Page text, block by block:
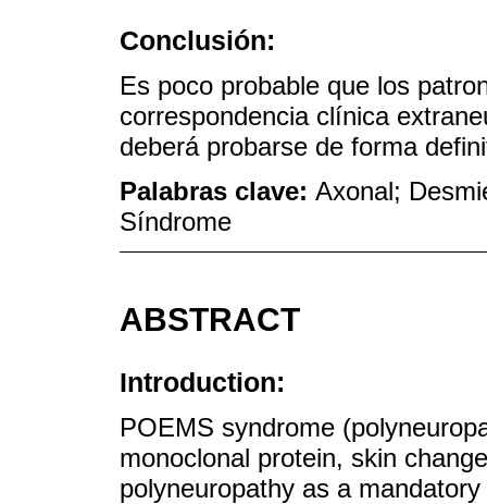
Conclusión:
Es poco probable que los
correspondencia clínica
deberá probarse de forma
Palabras clave: Axonal;
Síndrome
ABSTRACT
Introduction:
POEMS syndrome
monoclonal protein, skin
polyneuropathy as a